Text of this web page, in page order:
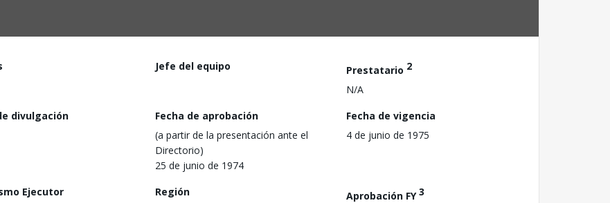
Jefe del equipo Prestatario 2
N/A
divulgación
Fecha de aprobación
(a partir de la presentación ante el
Directorio)
25 de junio de 1974
Fecha de vigencia
4 de junio de 1975
Ejecutor
Región
Aprobación FY3